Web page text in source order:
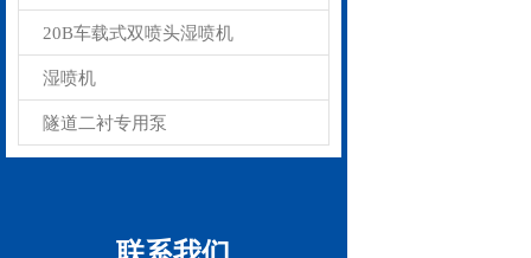
20B车载式双喷头湿喷机
湿喷机
隧道二衬专用泵